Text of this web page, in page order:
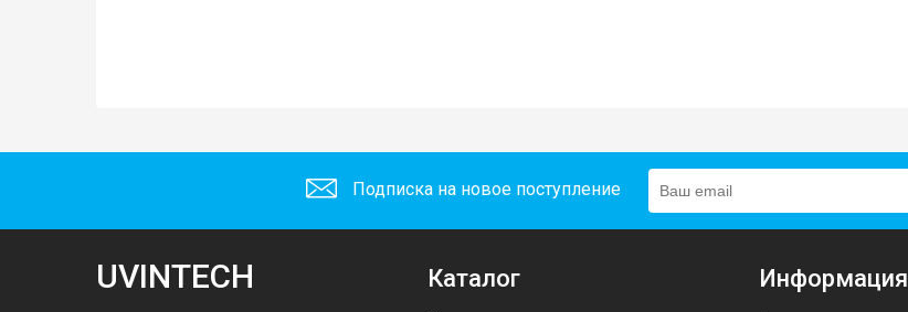
Подписка на новое поступление
UVINTECH Каталог Информация